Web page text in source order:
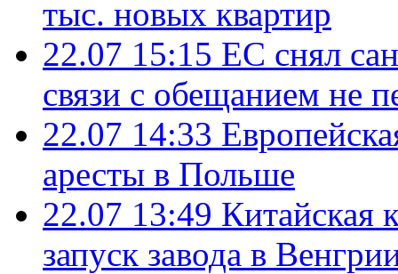
тыс. новых квартир
22.07 15:15 ЕС снял
связи с обещанием не
22.07 14:33
аресты в Польше
22.07 13:49 Китайская
запуск завода в